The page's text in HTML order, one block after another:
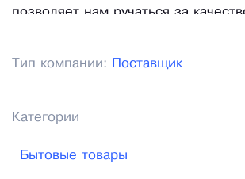
позволяет нам ручаться за
купить товар в минимальном
Тип компании: Поставщик
Категории
Бытовые товары